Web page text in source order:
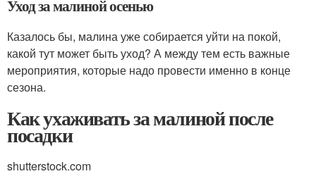
Уход за малиной осенью
Казалось бы, малина уже собирается уйти на покой,
какой тут может быть уход? А между тем есть важные
мероприятия, которые надо провести именно в конце
сезона.
Как ухаживать за малиной после
посадки
shutterstock.com